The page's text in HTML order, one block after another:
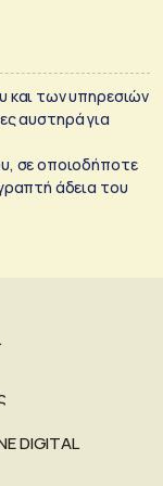
και των υπηρεσιών
αυστηρά για
σε οποιοδήποτε
άδεια του
DIGITAL